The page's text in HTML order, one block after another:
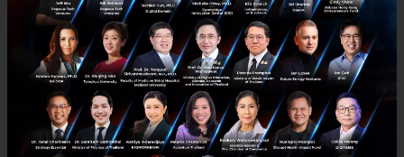
ได้นำไปปฏิบัติจริงและเกิดผลลัพธ์ที่ดี และสุดท้ายได้ผล
ตอบแทนเป็นรางวัล จะทำให้พวกเขารู้สึกมีคุณค่ามากขึ้น
และผลักดันให้พนักงานอยากมีส่วนร่วมกับสิ่งที่บริษัททำ
ต่อไป นอกจากนั้นยังช่วยกระตุ้นให้เกิดการแข่งขันมากขึ้น